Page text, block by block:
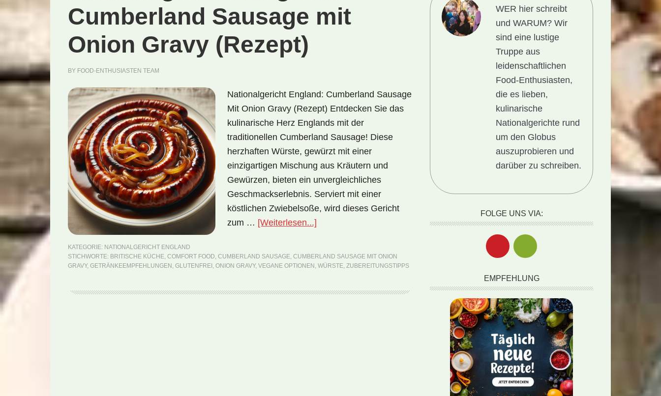
Cumberland Sausage mit
Onion Gravy (Rezept)
BY FOOD-ENTHUSIASTEN TEAM
Nationalgericht England: Cumberland Sausage
Mit Onion Gravy (Rezept) Entdecken Sie das
kulinarische Herz Englands mit der
traditionellen Cumberland Sausage! Diese
herzhaften Würste, gewürzt mit einer
einzigartigen Mischung aus Kräutern und
Gewürzen, bieten ein unvergleichliches
Geschmackserlebnis. Serviert mit einer
köstlichen Zwiebelsoße, wird dieses Gericht
zum … [Weiterlesen...]
Sausage
Onion
KATEGORIE: NATIONALGERICHT ENGLAND
STICHWORTE: BRITISCHE KÜCHE, COMFORT FOOD, CUMBERLAND SAUSAGE, CUMBERLAND SAUSAGE MIT ONION
GRAVY, GETRÄNKEEMPFEHLUNGEN , GLUTENFREI , ONION GRAVY, VEGANE OPTIONEN , WÜRSTE, ZUBEREITUNGSTIPPS
WER hier schreibt
und WARUM?Wir
sind eine lustige
Truppe aus
leidenschaftlichen
Food-Enthusiasten,
die es lieben,
kulinarische
Nationalgerichte rund
um den Globus
auszuprobieren und
darüber zu schreiben.
FOLGE UNS VIA:
EMPFEHLUNG